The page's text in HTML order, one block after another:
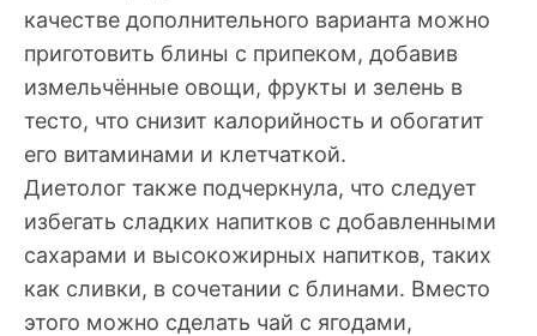
качестве дополнительного варианта можно
приготовить блины с припеком, добавив
измельчённые овощи, фрукты и зелень в
тесто, что снизит калорийность и обогатит
его витаминами и клетчаткой.
Диетолог также подчеркнула, что следует
избегать сладких напитков с добавленными
сахарами и высокожирных напитков, таких
как сливки, в сочетании с блинами. Вместо
этого можно сделать чай с ягодами,